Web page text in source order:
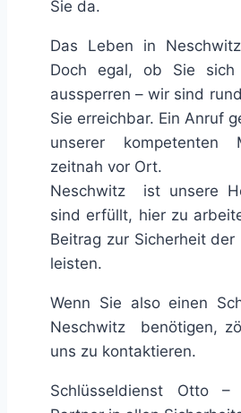
Sie da.
Das Leben in
Doch egal, ob Sie sich
aussperren – wir sind
Sie erreichbar. Ein Anruf
unserer kompetenten
zeitnah vor Ort.
Neschwitz ist unsere
sind erfüllt, hier zu
Beitrag zur Sicherheit der
leisten.
Wenn Sie also einen
Neschwitz benötigen,
uns zu kontaktieren.
Schlüsseldienst Otto